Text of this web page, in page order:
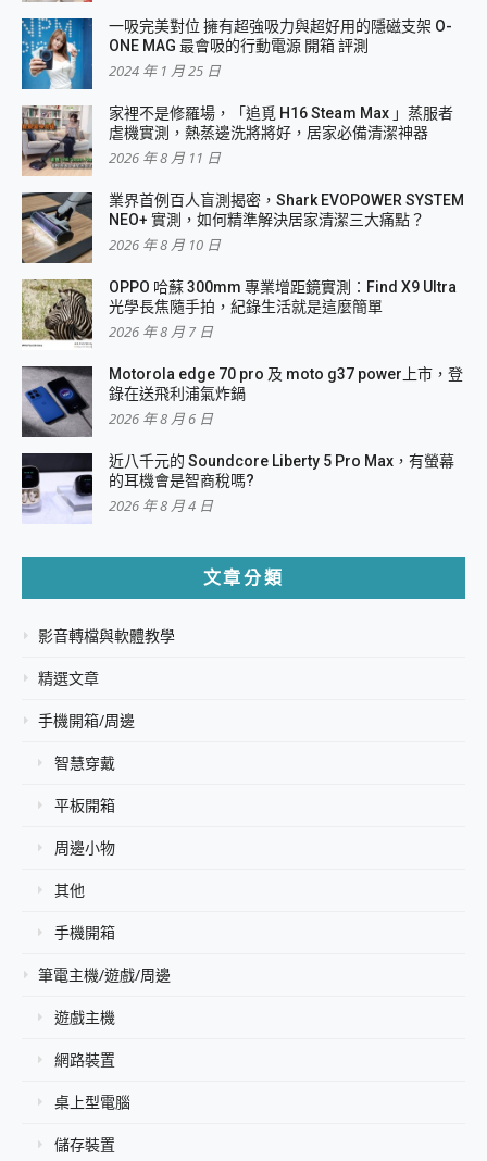
一吸完美對位 擁有超強吸力與超好用的隱磁支架 O-
ONE MAG 最會吸的行動電源 開箱 評測
2024 年 1 月 25 日
家裡不是修羅場，「追覓 H16 Steam Max 」蒸服者
虐機實測，熱蒸邊洗將將好，居家必備清潔神器
2026 年 8 月 11 日
業界首例百人盲測揭密，Shark EVOPOWER SYSTEM
NEO+ 實測，如何精準解決居家清潔三大痛點？
2026 年 8 月 10 日
OPPO 哈蘇 300mm 專業增距鏡實測：Find X9 Ultra
光學長焦隨手拍，紀錄生活就是這麼簡單
2026 年 8 月 7 日
Motorola edge 70 pro 及 moto g37 power上市，登
錄在送飛利浦氣炸鍋
2026 年 8 月 6 日
近八千元的 Soundcore Liberty 5 Pro Max，有螢幕
的耳機會是智商稅嗎?
2026 年 8 月 4 日
文章分類
影音轉檔與軟體教學
精選文章
手機開箱/周邊
智慧穿戴
平板開箱
周邊小物
其他
手機開箱
筆電主機/遊戲/周邊
遊戲主機
網路裝置
桌上型電腦
儲存裝置